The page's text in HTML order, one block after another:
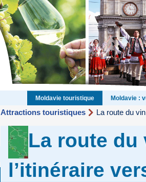
Moldavie touristique Moldavie :
Attractions touristiques La route du
La route du
l’itinéraire